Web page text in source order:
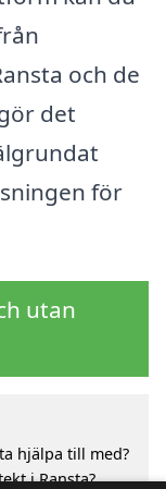
och de
det
för
utan
hjälpa till med?
i Ransta?